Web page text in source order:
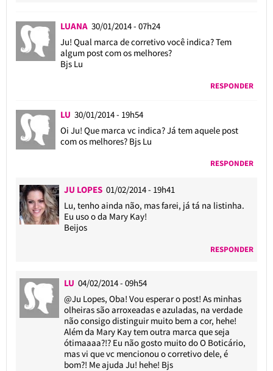
LUANA 30/01/2014 - 07h24
Ju! Qual marca de corretivo você indica? Tem
algum post com os melhores?
Bjs Lu
RESPONDER
LU 30/01/2014 - 19h54
Oi Ju! Que marca vc indica? Já tem aquele post
com os melhores? Bjs Lu
RESPONDER
JU LOPES 01/02/2014 - 19h41
Lu, tenho ainda não, mas farei, já tá na listinha.
Eu uso o da Mary Kay!
Beijos
RESPONDER
LU04/02/2014 - 09h54
@Ju Lopes, Oba! Vou esperar o post! As minhas
olheiras são arroxeadas e azuladas, na verdade
não consigo distinguir muito bem a cor, hehe!
Além da Mary Kay tem outra marca que seja
ótimaaaa?!? Eu não gosto muito do O Boticário,
mas vi que vc mencionou o corretivo dele, é
bom?! Me ajuda Ju! hehe! Bjs